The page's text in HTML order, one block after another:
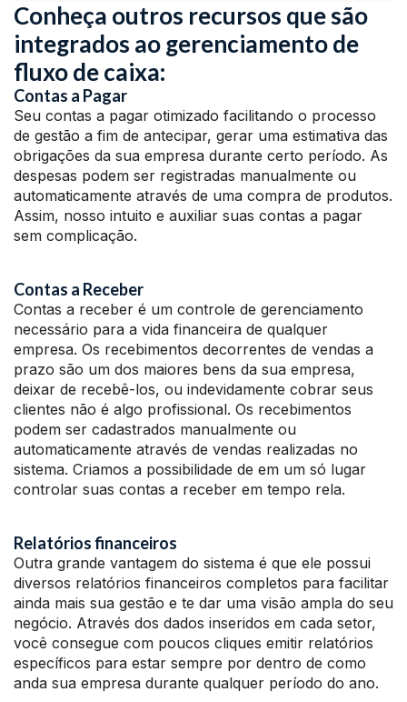
Conheça outros recursos que são
integrados ao gerenciamento de
fluxo de caixa:
Contas a Pagar
Seu contas a pagar otimizado facilitando o processo
de gestão a fim de antecipar, gerar uma estimativa das
obrigações da sua empresa durante certo período. As
despesas podem ser registradas manualmente ou
automaticamente através de uma compra de produtos.
Assim, nosso intuito e auxiliar suas contas a pagar
sem complicação.
Contas a Receber
Contas a receber é um controle de gerenciamento
necessário para a vida financeira de qualquer
empresa. Os recebimentos decorrentes de vendas a
prazo são um dos maiores bens da sua empresa,
deixar de recebê-los, ou indevidamente cobrar seus
clientes não é algo profissional. Os recebimentos
podem ser cadastrados manualmente ou
automaticamente através de vendas realizadas no
sistema. Criamos a possibilidade de em um só lugar
controlar suas contas a receber em tempo rela.
Relatórios financeiros
Outra grande vantagem do sistema é que ele possui
diversos relatórios financeiros completos para facilitar
ainda mais sua gestão e te dar uma visão ampla do seu
negócio. Através dos dados inseridos em cada setor,
você consegue com poucos cliques emitir relatórios
específicos para estar sempre por dentro de como
anda sua empresa durante qualquer período do ano.